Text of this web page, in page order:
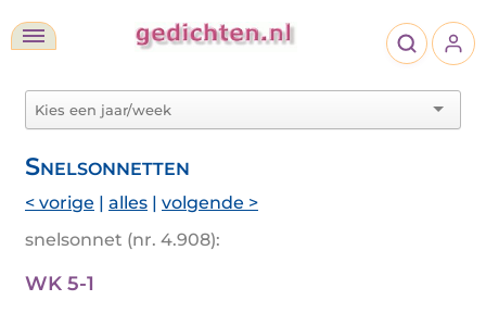
Snelsonnetten
< vorige | alles | volgende >
snelsonnet (nr. 4.908):
WK 5-1